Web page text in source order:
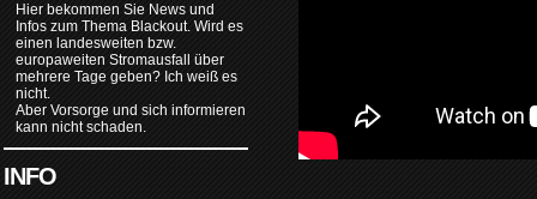
Hier bekommen Sie News und
Infos zum Thema Blackout. Wird es
einen landesweiten bzw.
europaweiten Stromausfall über
mehrere Tage geben? Ich weiß es
nicht.
Aber Vorsorge und sich informieren
kann nicht schaden.
INFO